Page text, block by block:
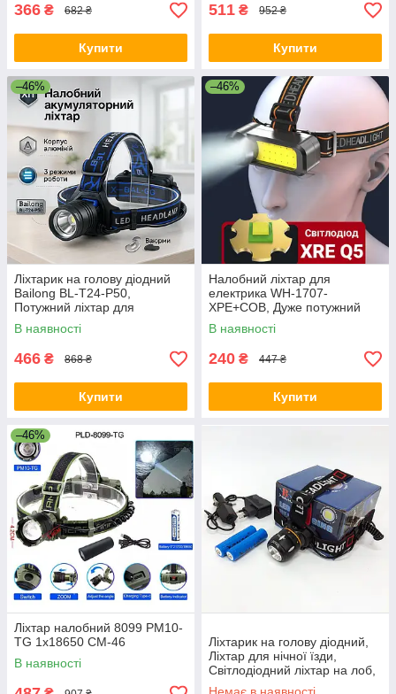
366 ₴ 682 ₴
Купити
511 ₴ 952 ₴
Купити
–46%
Ліхтарик на голову діодний
Bailong BL-T24-P50,
Потужний ліхтар для
риболовлі, Налобний ліхтар
UE-74
В наявності
466 ₴ 868 ₴
Купити
–46%
Налобний ліхтар для
електрика WH-1707-
XPE+COB, Дуже потужний
налобний ліхтар на голову
для ЗСУ OJ-21
В наявності
240 ₴ 447 ₴
Купити
–46%
Ліхтар налобний 8099 PM10-
TG 1x18650 CM-46
В наявності
Ліхтарик на голову діодний,
Ліхтар для нічної їзди,
Світлодіодний ліхтар на лоб,
Налобний прожектор IM-78